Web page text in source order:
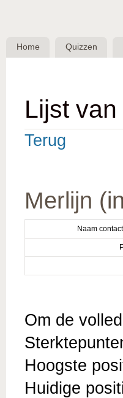
Belgische
QuizBond
Home Quizzen
Lijst
Terug
Merlijn
Naam
Om de
Hoogste
Huidige